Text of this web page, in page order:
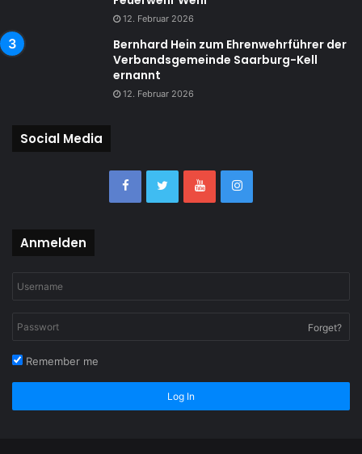
12. Februar 2026
Bernhard Hein zum Ehrenwehrführer der
Verbandsgemeinde Saarburg-Kell
ernannt
12. Februar 2026
Social Media
Anmelden
Forget?
Remember me
Log In